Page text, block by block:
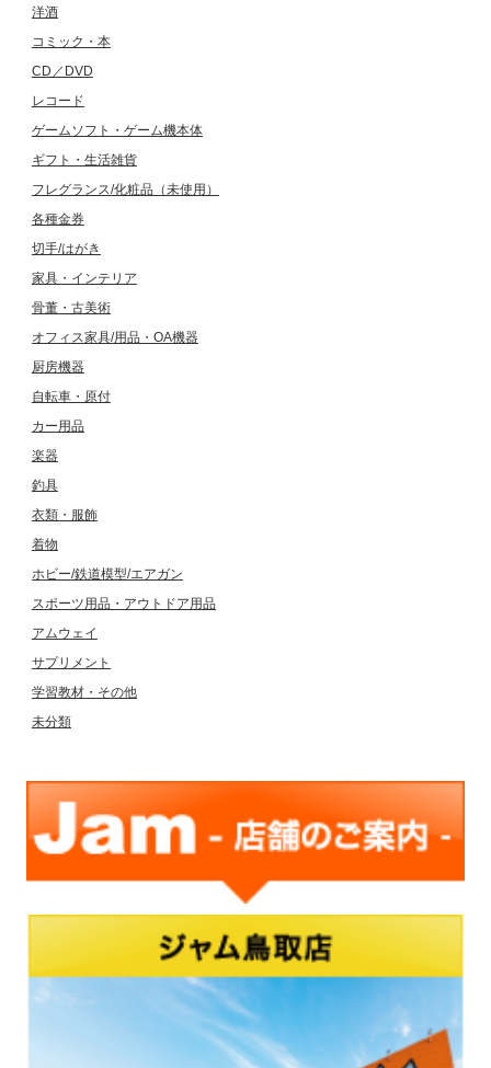
洋酒
コミック・本
CD／DVD
レコード
ゲームソフト・ゲーム機本体
ギフト・生活雑貨
フレグランス/化粧品（未使用）
各種金券
切手/はがき
家具・インテリア
骨董・古美術
オフィス家具/用品・OA機器
厨房機器
自転車・原付
カー用品
楽器
釣具
衣類・服飾
着物
ホビー/鉄道模型/エアガン
スポーツ用品・アウトドア用品
アムウェイ
サプリメント
学習教材・その他
未分類